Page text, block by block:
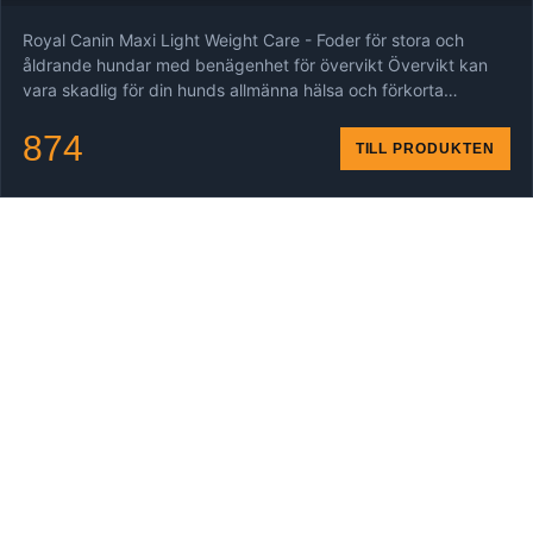
Royal Canin Maxi Light Weight Care - Foder för stora och
åldrande hundar med benägenhet för övervikt Övervikt kan
vara skadlig för din hunds allmänna hälsa och förkorta…
874 TILL PRODUKTEN